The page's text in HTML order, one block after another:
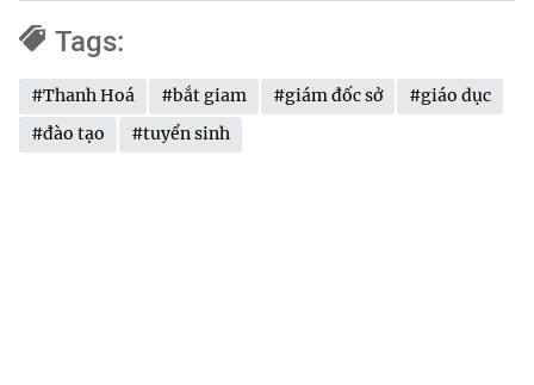
Tags:
#Thanh Hoá #bắt giam #giám đốc sở
#giáo dục
#đào tạo
#tuyển sinh